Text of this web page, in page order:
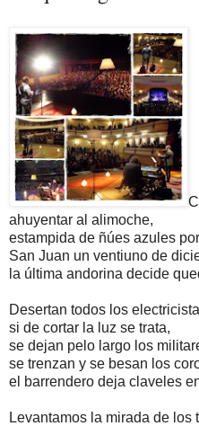
ahuyentar al alimoche,
estampida de ñúes azules
San Juan un ventiuno de
la última andorina decide
Desertan todos los
si de cortar la luz se trata,
se dejan pelo largo los
se trenzan y se besan los
el barrendero deja claveles
Levantamos la mirada de los